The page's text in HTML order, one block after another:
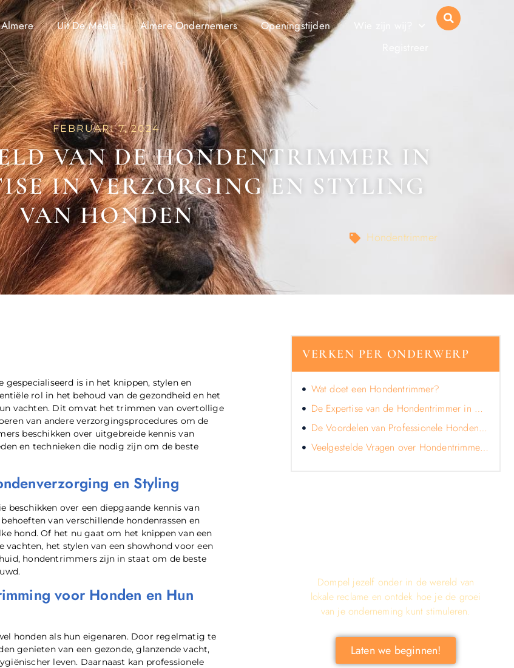
Uit De Media Almere Ondernemers Openingstijden
FEBRUARI 7, 2024
VAN DE HONDENTRIMMER IN
IN VERZORGING EN STYLING
VAN HONDEN
Hondentrimmer
gespecialiseerd is in het knippen, stylen en
rol in het behoud van de gezondheid en het
vachten. Dit omvat het trimmen van overtollige
van andere verzorgingsprocedures om de
beschikken over uitgebreide kennis van
en technieken die nodig zijn om de beste
en Styling
over een diepgaande kennis van
van verschillende hondenrassen en
hond. Of het nu gaat om het knippen van een
het stylen van een showhond voor een
hondentrimmers zijn in staat om de beste
voor Honden en Hun
honden als hun eigenaren. Door regelmatig te
genieten van een gezonde, glanzende vacht,
leven. Daarnaast kan professionele
VERKEN PER ONDERWERP
Wat doet een Hondentrimmer?
De Expertise van de Hondentrimmer in Hondenverzorging en Styling
De Voordelen van Professionele Hondentrimming voor Honden en Hun Eigenaren
Veelgestelde Vragen over Hondentrimmers in Almere
Dompel jezelf onder in de wereld van
lokale reclame en ontdek hoe je de groei
van je onderneming kunt stimuleren.
Laten we beginnen!